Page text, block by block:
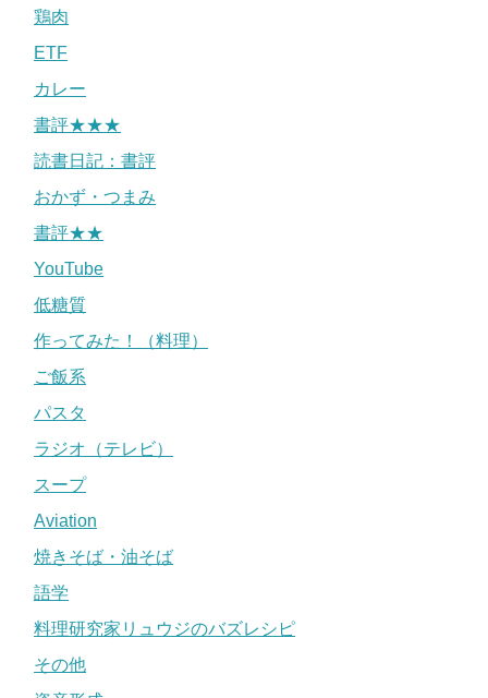
鶏肉
ETF
カレー
書評★★★
読書日記：書評
おかず・つまみ
書評★★
YouTube
低糖質
作ってみた！（料理）
ご飯系
パスタ
ラジオ（テレビ）
スープ
Aviation
焼きそば・油そば
語学
料理研究家リュウジのバズレシピ
その他